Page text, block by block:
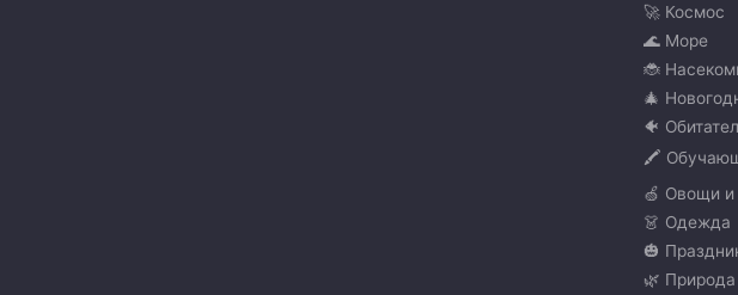
🚀 Космос
🌊 Море
🐞
🎄
🐠
🖍️
🍏 Овощи и
👗 Одежда
🎃
🌿 Природа